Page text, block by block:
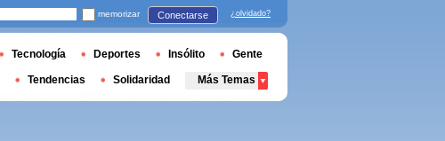
memorizar Conectarse ¿olvidado?
Tecnología Deportes Insólito Gente
Tendencias Solidaridad Más Temas